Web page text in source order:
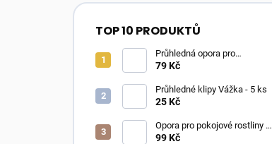
TOP 10 PRODUKTŮ
Průhledná opora pro
pokojovky ve tvaru oblouku
79 Kč
Průhledné klipy Vážka - 5 ks
25 Kč
Opora pro pokojové rostliny –
Moss Poles Classic
99 Kč